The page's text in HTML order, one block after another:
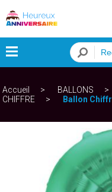
Menu
ANNIVERSAIRE
ANNIVERSAIRE
Accueil BALLONS
CHIFFRE
Ballon